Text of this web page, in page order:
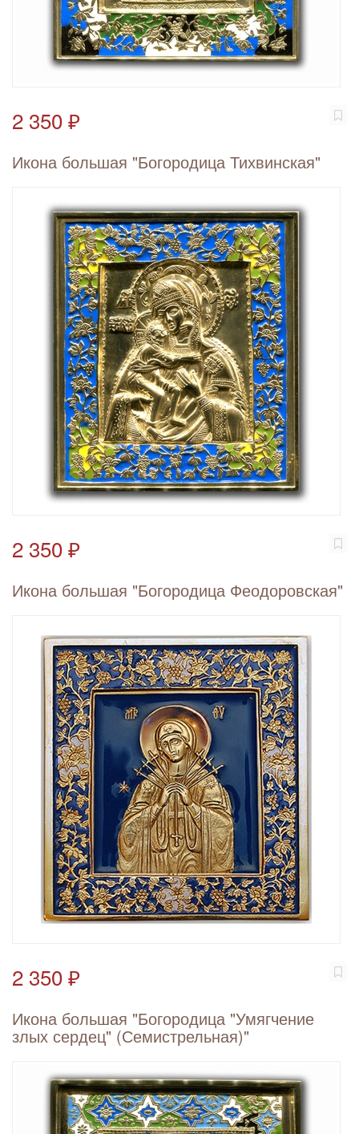
2 350 ₽
Икона большая "Богородица Тихвинская"
2 350 ₽
Икона большая "Богородица Феодоровская"
2 350 ₽
Икона большая "Богородица "Умягчение
злых сердец" (Семистрельная)"